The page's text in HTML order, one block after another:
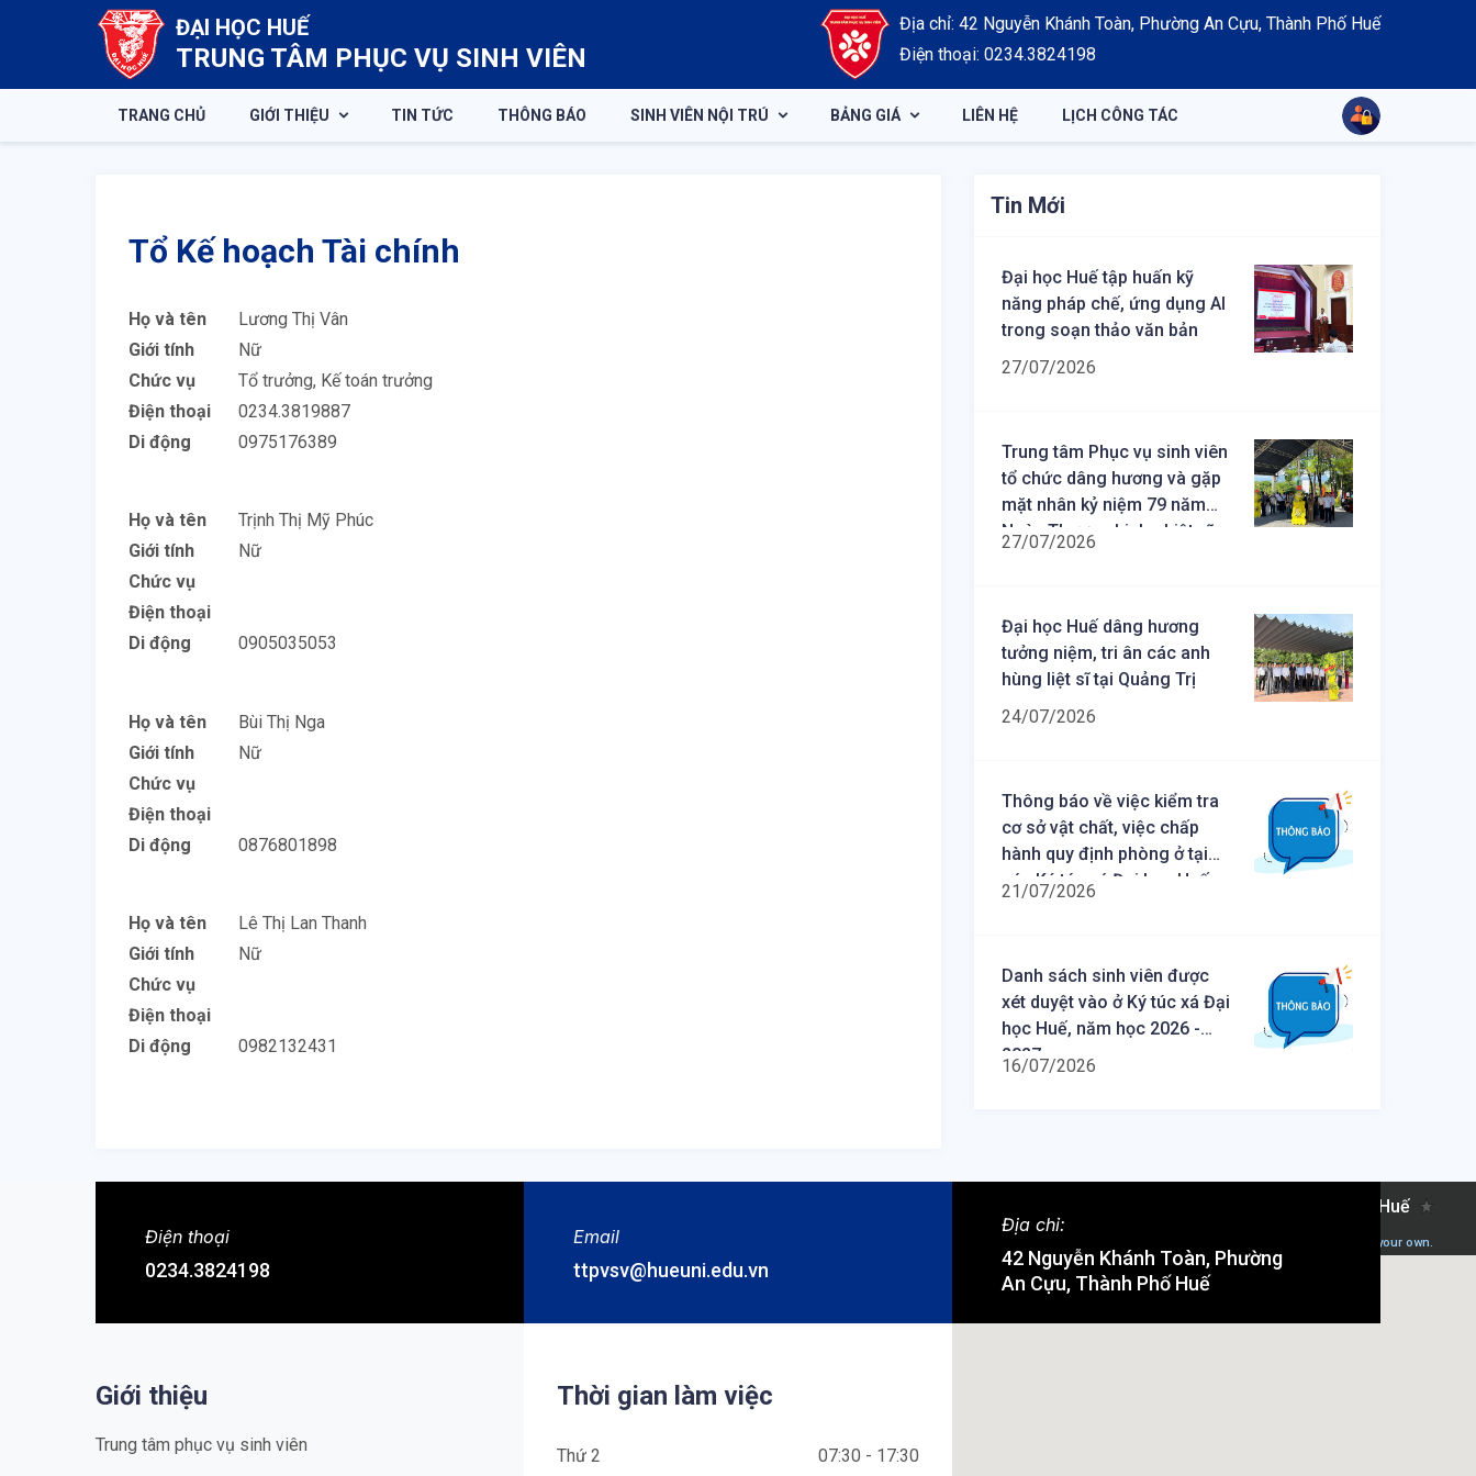
ĐẠI HỌC HUẾ
TRUNG TÂM PHỤC VỤ SINH VIÊN
Địa chỉ: 42 Nguyễn Khánh Toàn, Phường An Cựu, Thành Phố Huế
Điện thoại: 0234.3824198
TRANG CHỦ GIỚI THIỆU TIN TỨC THÔNG BÁO SINH VIÊN NỘI TRÚ BẢNG GIÁ LIÊN HỆ LỊCH CÔNG TÁC
Tổ Kế hoạch Tài chính
Họ và tên
Lương Thị Vân
Giới tính
Nữ
Chức vụ
Tổ trưởng, Kế toán trưởng
Điện thoại
0234.3819887
Di động
0975176389
Họ và tên
Trịnh Thị Mỹ Phúc
Giới tính
Nữ
Chức vụ
Điện thoại
Di động
0905035053
Họ và tên
Bùi Thị Nga
Giới tính
Nữ
Chức vụ
Điện thoại
Di động
0876801898
Họ và tên
Lê Thị Lan Thanh
Giới tính
Nữ
Chức vụ
Điện thoại
Di động
0982132431
Tin Mới
Đại học Huế tập huấn kỹ
năng pháp chế, ứng dụng AI
trong soạn thảo văn bản
27/07/2026
Trung tâm Phục vụ sinh viên
tổ chức dâng hương và gặp
mặt nhân kỷ niệm 79 năm
Ngày Thương binh - Liệt sĩ
27/07/2026
Đại học Huế dâng hương
tưởng niệm, tri ân các anh
hùng liệt sĩ tại Quảng Trị
24/07/2026
Thông báo về việc kiểm tra
cơ sở vật chất, việc chấp
hành quy định phòng ở tại
các Ký túc xá Đại học Huế
21/07/2026
Danh sách sinh viên được
xét duyệt vào ở Ký túc xá Đại
học Huế, năm học 2026 -
2027
16/07/2026
Điện thoại
0234.3824198
Email
ttpvsv@hueuni.edu.vn
Địa chỉ:
42 Nguyễn Khánh Toàn, Phường
An Cựu, Thành Phố Huế
Giới thiệu
Trung tâm phục vụ sinh viên
Thời gian làm việc
Thứ 2 07:30 - 17:30